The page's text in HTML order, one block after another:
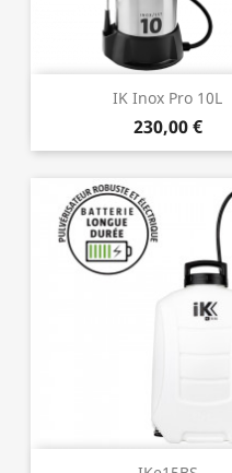
IK Inox Pro 10L
230,00 €